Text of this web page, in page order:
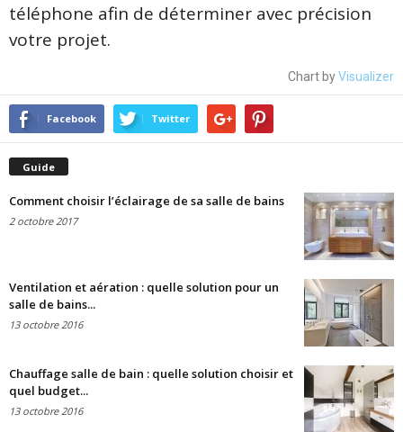
téléphone afin de déterminer avec précision
votre projet.
Chart byVisualizer
Facebook Twitter
Guide
Comment choisir l’éclairage de sa salle de bains
2 octobre 2017
Ventilation et aération : quelle solution pour un
salle de bains...
13 octobre 2016
Chauffage salle de bain : quelle solution choisir et
quel budget...
13 octobre 2016